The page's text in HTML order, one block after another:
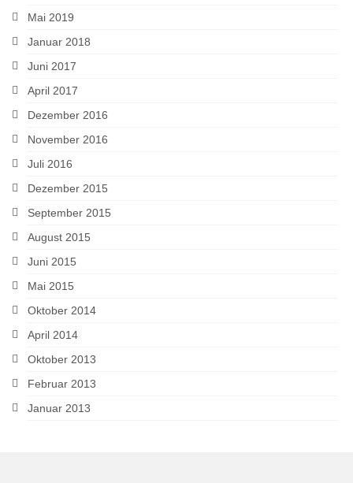
Mai 2019
Januar 2018
Juni 2017
April 2017
Dezember 2016
November 2016
Juli 2016
Dezember 2015
September 2015
August 2015
Juni 2015
Mai 2015
Oktober 2014
April 2014
Oktober 2013
Februar 2013
Januar 2013